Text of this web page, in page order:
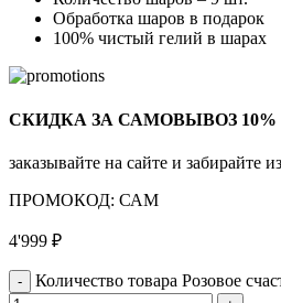
Обработка шаров в подарок
100% чистый гелий в шарах
СКИДКА ЗА САМОВЫВОЗ 10%
заказывайте на сайте и забирайте
ПРОМОКОД: САМ
4'999 ₽
Количество товара Розовое